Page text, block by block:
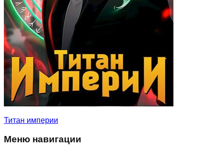
Титан империи
Меню навигации